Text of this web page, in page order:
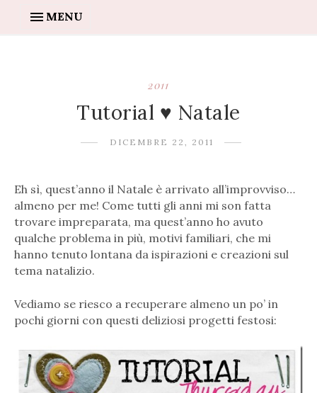
MENU
2011
Tutorial ♥ Natale
DICEMBRE 22, 2011
Eh sì, quest’anno il Natale è arrivato all’improvviso…
almeno per me! Come tutti gli anni mi son fatta
trovare impreparata, ma quest’anno ho avuto
qualche problema in più, motivi familiari, che mi
hanno tenuto lontana da ispirazioni e creazioni sul
tema natalizio.
Vediamo se riesco a recuperare almeno un po’ in
pochi giorni con questi deliziosi progetti festosi: